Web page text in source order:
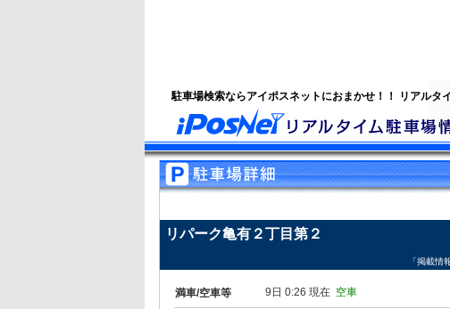
駐車場検索ならアイポスネットにおまかせ！！ リアルタ
リパーク亀有２丁目第２
「掲載情
満車/空車等 9日 0:26 現在 空車